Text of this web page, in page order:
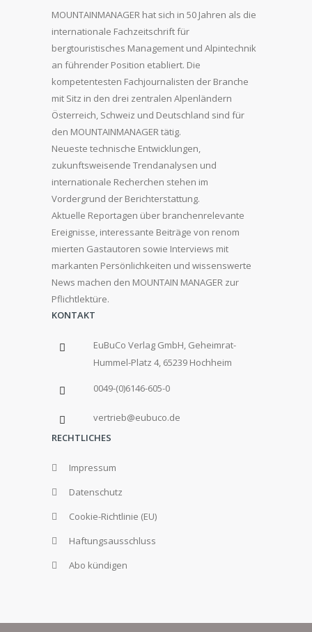
MOUNTAINMANAGER hat sich in 50 Jahren als die
internationale Fachzeitschrift für
bergtouristisches Management und Alpintechnik
an führender Position etabliert. Die
kompetentesten Fachjournalisten der Branche
mit Sitz in den drei zentralen Alpenländern
Österreich, Schweiz und Deutschland sind für
den MOUNTAINMANAGER tätig.
Neueste technische Entwicklungen,
zukunftsweisende Trendanalysen und
internationale Recherchen stehen im
Vordergrund der Berichterstattung.
Aktuelle Reportagen über branchenrelevante
Ereignisse, interessante Beiträge von renom
mierten Gastautoren sowie Interviews mit
markanten Persönlichkeiten und wissenswerte
News machen den MOUNTAIN MANAGER zur
Pflichtlektüre.
KONTAKT
EuBuCo Verlag GmbH, Geheimrat-
Hummel-Platz 4, 65239 Hochheim
0049-(0)6146-605-0
vertrieb@eubuco.de
RECHTLICHES
Impressum
Datenschutz
Cookie-Richtlinie (EU)
Haftungsausschluss
Abo kündigen